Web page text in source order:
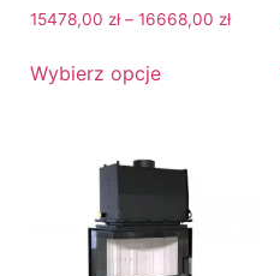
15478,00 zł – 16668,00 zł
Wybierz opcje